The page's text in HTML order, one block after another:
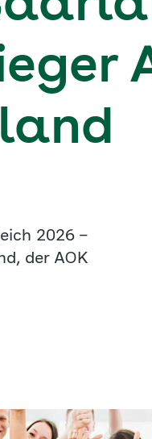
2026 –
der AOK